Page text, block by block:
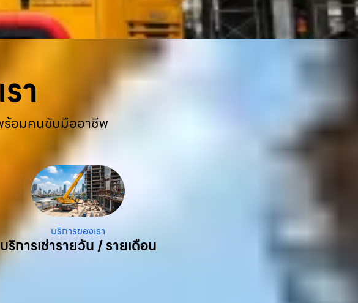
า
ร้อมคนขับมืออาชีพ
บริการของเรา
บริการเช่ารายวัน / รายเดือน